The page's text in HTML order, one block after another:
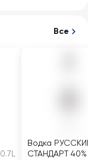
Все
0.7L
Водка
СТАНДАРТ 40%